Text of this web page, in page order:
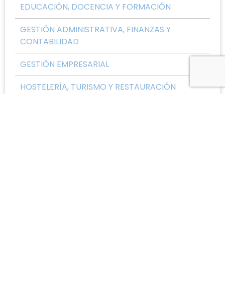
EDUCACIÓN, DOCENCIA Y FORMACIÓN
GESTIÓN ADMINISTRATIVA, FINANZAS Y
CONTABILIDAD
GESTIÓN EMPRESARIAL
HOSTELERÍA, TURISMO Y RESTAURACIÓN